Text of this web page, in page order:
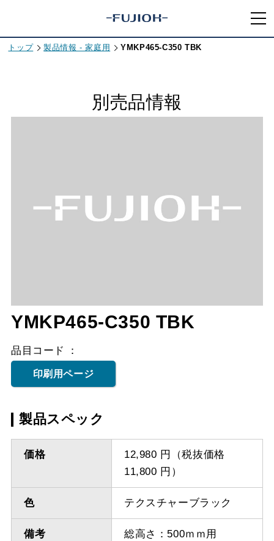
トップ 製品情報 - 家庭用 YMKP465-C350 TBK
別売品情報
YMKP465-C350 TBK
品目コード
印刷用ページ
製品スペック
価格
12,980 円（税抜価格
11,800 円）
色 テクスチャーブラック
備考 総高さ：500ｍｍ用